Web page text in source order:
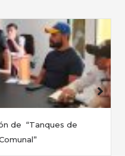
de “Tanques de